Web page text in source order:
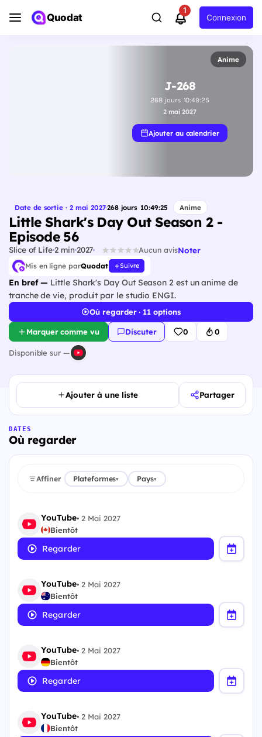
Quodat
1
Connexion
Anime
J-268
268jours 10:49:24
2 mai 2027
Ajouter au calendrier
Date de sortie · 2 mai 2027·268 jours 10:49:24 Anime
Little Shark's Day Out Season 2 -
Episode 56
Slice of Life 2 min 2027 Aucun avisNoter
Mis en ligne parQuodat Suivre
En bref — Little Shark's Day Out Season 2 est un anime de
tranche de vie, produit par le studio ENGI.
Où regarder · 11 options
Marquer comme vu Discuter 0 0
Disponible sur —
Ajouter à une liste Partager
DATES
Où regarder
Affiner Plateformes▾ Pays▾
YouTube• 2 Mai 2027
Bientôt
Regarder
YouTube• 2 Mai 2027
Bientôt
Regarder
YouTube• 2 Mai 2027
Bientôt
Regarder
YouTube• 2 Mai 2027
Bientôt